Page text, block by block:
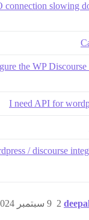
connection slowing
the WP
I need API for
/ discourse
9 سبتمبر 2024، 5:49ص 2